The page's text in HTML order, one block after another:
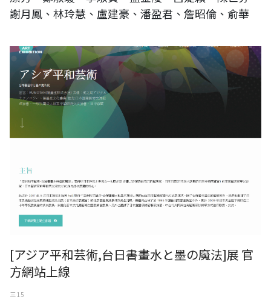
謝月鳳、林玲慧、盧建豪、潘盈君、詹昭倫、俞華
アジア平和芸术,台湾书画水と墨の魔法展官方网站
[アジア平和芸術,台日書畫水と墨の魔法]展 官
方網站上線
三 15